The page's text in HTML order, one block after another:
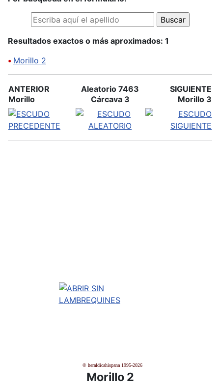
Resultados exactos o más aproximados: 1
• Morillo 2
ANTERIOR
Morillo
Aleatorio 7463
Cárcava 3
SIGUIENTE
Morillo 3
© heraldicahispana 1995-2026
Morillo 2